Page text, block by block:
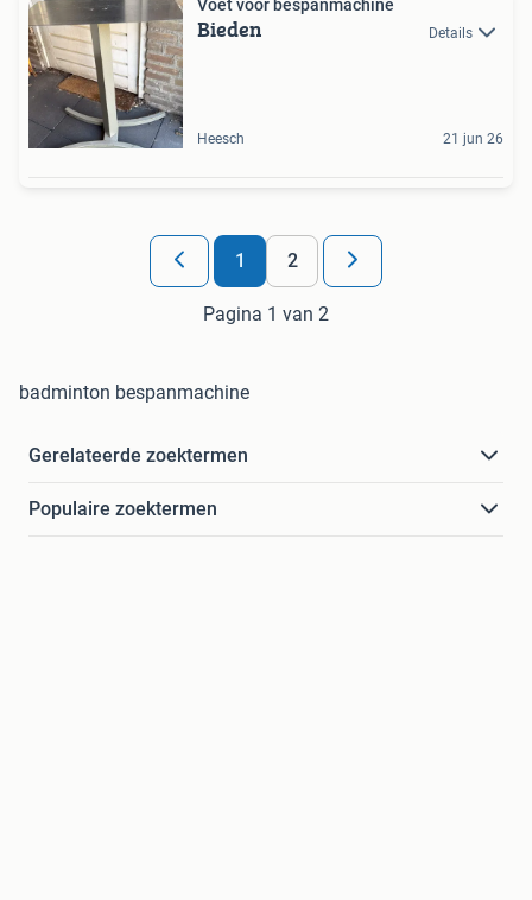
Voet voor bespanmachine
Bieden Details
Heesch 21 jun 26
1 2
Pagina 1 van 2
badminton bespanmachine
Gerelateerde zoektermen
Populaire zoektermen